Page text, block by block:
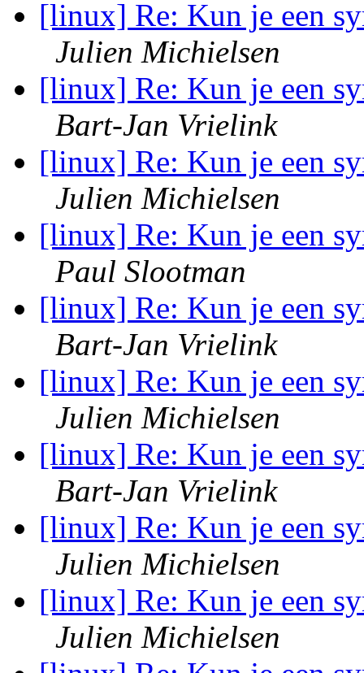
[linux] Re: Kun je een
Julien Michielsen
[linux] Re: Kun je een
Bart-Jan Vrielink
[linux] Re: Kun je een
Julien Michielsen
[linux] Re: Kun je een
Paul Slootman
[linux] Re: Kun je een
Bart-Jan Vrielink
[linux] Re: Kun je een
Julien Michielsen
[linux] Re: Kun je een
Bart-Jan Vrielink
[linux] Re: Kun je een
Julien Michielsen
[linux] Re: Kun je een
Julien Michielsen